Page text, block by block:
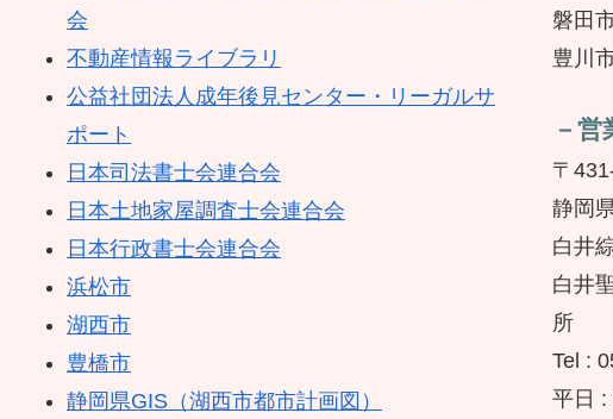
会
不動産情報ライブラリ
公益社団法人成年後見センター・リーガルサ
ポート
日本司法書士会連合会
日本土地家屋調査士会連合会
日本行政書士会連合会
浜松市
湖西市
豊橋市
静岡県GIS（湖西市都市計画図）
磐田
豊川
－営
〒
静岡
白井
白井
所
Tel :
平日